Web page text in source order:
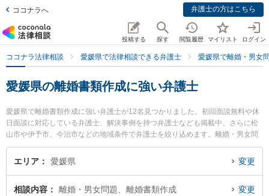
ココナラへ 弁護士の方はこちら
投稿する 探す 閲覧履歴 マイリスト ログイン
ココナラ法律相談 愛媛県で法律相談できる弁護士 愛媛県で離婚・男女
愛媛県の離婚書類作成に強い弁護士
愛媛県で離婚書類作成に強い弁護士が12名見つかりました。初回面談無料や休
日面談に対応している弁護士、解決事例を持つ弁護士なども掲載中。さらに松
山市や伊予市、今治市などの地域条件で弁護士を絞り込めます。離婚・男女問
題に関係する財産分与や養育費、親権等の細かな分野での絞り込み検索もでき
便利です。特にベリーベスト法律事務所 松山オフィスの東角 祐磨弁護士やふじ
土日や夜間に発生した離婚書類作成のトラブルを今すぐに弁護士に相談した
エリア 愛媛県 変更
相談内容 離婚・男女問題、離婚書類作成 変更